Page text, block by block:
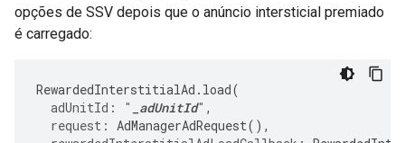
opções de SSV depois que o anúncio intersticial premiado
é carregado:
RewardedInterstitialAd . load(
adUnitId:
" _adUnitId" ,
request: AdManagerAdRequest(),